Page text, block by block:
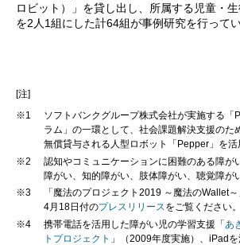
ロビット）」を貸し出し、所属する児童・
を2人1組にした計64組が事例研究を行ってい
[注]
※1
ソフトバンクグループ株式会社が実施する「
ラム」の一環として、社会課題解決支援のた
無償貸与される人型ロボット「Pepper」を活
※2
認知やコミュニケーションに困難のある障が
障がい、知的障がい、肢体障がい、聴覚障が
※3
「魔法のプロジェクト2019 ～魔法のWallet
4月18日付のプレスリリースをご覧ください。
※4
携帯電話を活用した障がい児の学習支援「あ
トプロジェクト 」（2009年度実施）、iPad